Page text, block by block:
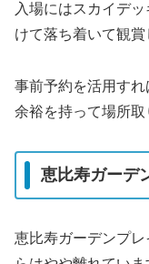
入場にはスカイデ
けて落ち着いて観賞
事前予約を活用す
余裕を持って場所取
恵比寿ガーデ
恵比寿ガーデンプ